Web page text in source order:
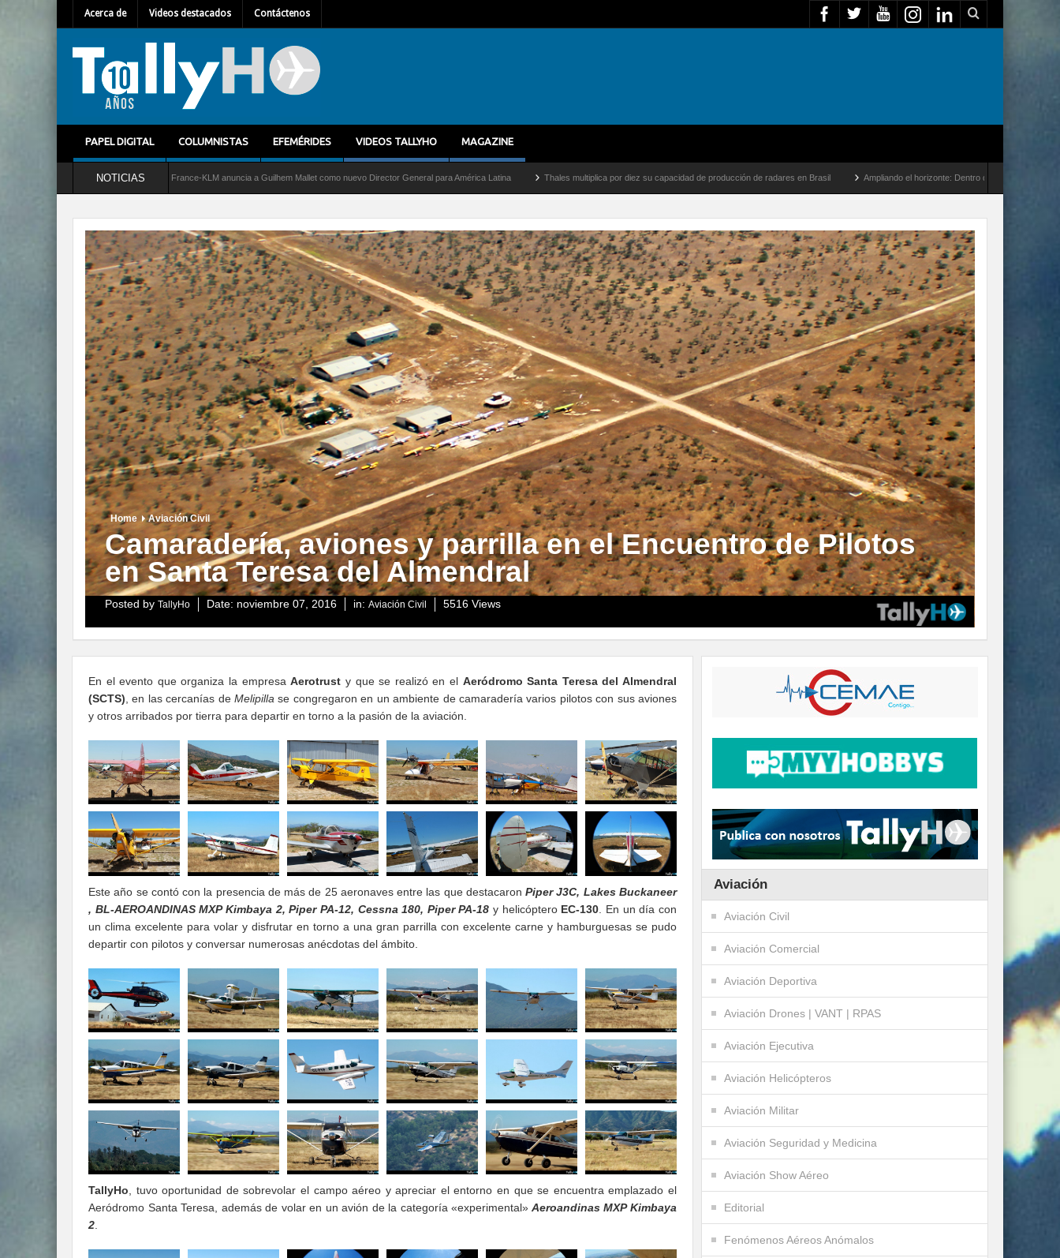
Acerca de Videos destacados Contáctenos
PAPEL DIGITAL COLUMNISTAS EFEMÉRIDES VIDEOS TALLYHO MAGAZINE
NOTICIAS
Air France-KLM anuncia a Guilhem Mallet como nuevo Director General para América Latina Thales multiplica por diez su capacidad de producción de radares en Brasil Ampliando el horizonte: Dentro del vuelo de desarrollo más largo del
Home Aviación Civil
Camaradería, aviones y parrilla en el Encuentro de Pilotos
en Santa Teresa del Almendral
Posted by TallyHo Date: noviembre 07, 2016 in: Aviación Civil 5516 Views
En el evento que organiza la empresaAerotrust y que se realizó en el Aeródromo Santa Teresa del Almendral
(SCTS), en las cercanías deMelipilla se congregaron en un ambiente de camaradería varios pilotos con sus aviones
y otros arribados por tierra para departir en torno a la pasión de la aviación.
Este año se contó con la presencia de más de 25 aeronaves entre las que destacaronPiper J3C, Lakes Buckaneer
, BL-AEROANDINAS MXP Kimbaya 2, Piper PA-12, Cessna 180, Piper PA-18 y helicóptero EC-130 . En un día con
un clima excelente para volar y disfrutar en torno a una gran parrilla con excelente carne y hamburguesas se pudo
departir con pilotos y conversar numerosas anécdotas del ámbito.
TallyHo , tuvo oportunidad de sobrevolar el campo aéreo y apreciar el entorno en que se encuentra emplazado el
Aeródromo Santa Teresa, además de volar en un avión de la categoría «experimental» Aeroandinas MXP Kimbaya
2
Aviación
Aviación Civil
Aviación Comercial
Aviación Deportiva
Aviación Drones | VANT | RPAS
Aviación Ejecutiva
Aviación Helicópteros
Aviación Militar
Aviación Seguridad y Medicina
Aviación Show Aéreo
Editorial
Fenómenos Aéreos Anómalos